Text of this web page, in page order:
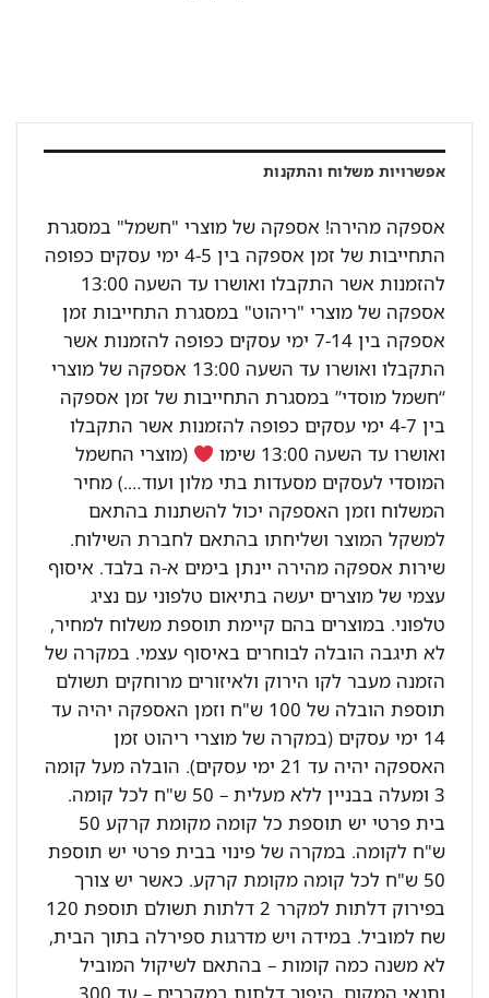
אפשרויות משלוח והתקנות
אספקה מהירה! אספקה של מוצרי "חשמל" במסגרת
התחייבות של זמן אספקה בין 4-5 ימי עסקים כפופה
להזמנות אשר התקבלו ואושרו עד השעה 13:00
אספקה של מוצרי "ריהוט" במסגרת התחייבות זמן
אספקה בין 7-14 ימי עסקים כפופה להזמנות אשר
התקבלו ואושרו עד השעה 13:00 אספקה של מוצרי
“חשמל מוסדי” במסגרת התחייבות של זמן אספקה
בין 4-7 ימי עסקים כפופה להזמנות אשר התקבלו
ואושרו עד השעה 13:00 שימו
(מוצרי החשמל
המוסדי לעסקים מסעדות בתי מלון ועוד….) מחיר
המשלוח וזמן האספקה יכול להשתנות בהתאם
למשקל המוצר ושליחתו בהתאם לחברת השילוח.
שירות אספקה מהירה יינתן בימים א-ה בלבד. איסוף
עצמי של מוצרים יעשה בתיאום טלפוני עם נציג
טלפוני. במוצרים בהם קיימת תוספת משלוח למחיר,
לא תיגבה הובלה לבוחרים באיסוף עצמי. במקרה של
הזמנה מעבר לקו הירוק ולאיזורים מרוחקים תשולם
תוספת הובלה של 100 ש"ח וזמן האספקה יהיה עד
14 ימי עסקים (במקרה של מוצרי ריהוט זמן
האספקה יהיה עד 21 ימי עסקים). הובלה מעל קומה
3 ומעלה בבניין ללא מעלית – 50 ש"ח לכל קומה.
בית פרטי יש תוספת כל קומה מקומת קרקע 50
ש"ח לקומה. במקרה של פינוי בבית פרטי יש תוספת
50 ש"ח לכל קומה מקומת קרקע. כאשר יש צורך
בפירוק דלתות למקרר 2 דלתות תשולם תוספת 120
שח למוביל. במידה ויש מדרגות ספירלה בתוך הבית,
לא משנה כמה קומות – בהתאם לשיקול המוביל